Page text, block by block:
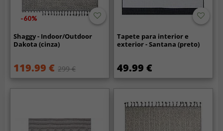
-60%
Shaggy - Indoor/Outdoor
Dakota (cinza)
119.99 € 299 €
Tapete para interior e
exterior - Santana (preto)
49.99 €